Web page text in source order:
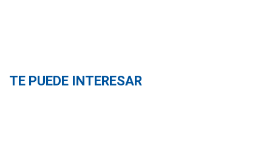
TE PUEDE INTERESAR